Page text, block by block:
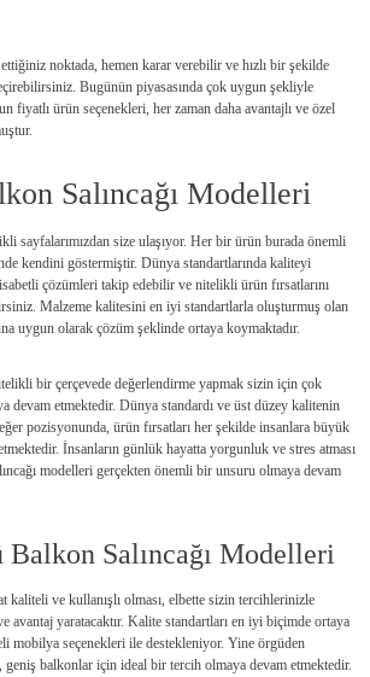
noktada, hemen karar verebilir ve hızlı bir şekilde
Bugünün piyasasında çok uygun şekliyle
fiyatlı ürün seçenekleri, her zaman daha avantajlı ve özel
Salıncağı Modelleri
sayfalarımızdan size ulaşıyor. Her bir ürün burada önemli
kendini göstermiştir. Dünya standartlarında kaliteyi
çözümleri takip edebilir ve nitelikli ürün fırsatlarını
Malzeme kalitesini en iyi standartlarla oluşturmuş olan
uygun olarak çözüm şeklinde ortaya koymaktadır.
bir çerçevede değerlendirme yapmak sizin için çok
devam etmektedir. Dünya standardı ve üst düzey kalitenin
pozisyonunda, ürün fırsatları her şekilde insanlara büyük
İnsanların günlük hayatta yorgunluk ve stres atması
modelleri gerçekten önemli bir unsuru olmaya devam
Salıncağı Modelleri
kaliteli ve kullanışlı olması, elbette sizin tercihlerinizle
avantaj yaratacaktır. Kalite standartları en iyi biçimde ortaya
mobilya seçenekleri ile destekleniyor. Yine örgüden
geniş balkonlar için ideal bir tercih olmaya devam etmektedir.